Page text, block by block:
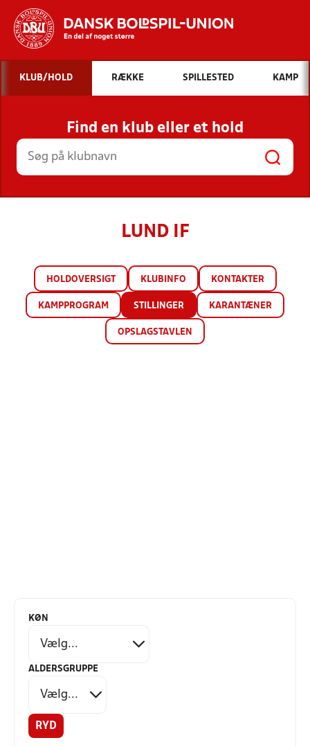
Hvad vil du søge efter?
INDHOLD OG NYHEDER
STILLINGER, RESULTATER, KLUBBER OG
HOLD
KLUB/HOLD RÆKKE SPILLESTED KAMP
Find en klub eller et hold
LUND IF
HOLDOVERSIGT KLUBINFO KONTAKTER
KAMPPROGRAM STILLINGER KARANTÆNER
OPSLAGSTAVLEN
KØN
ALDERSGRUPPE
RYD